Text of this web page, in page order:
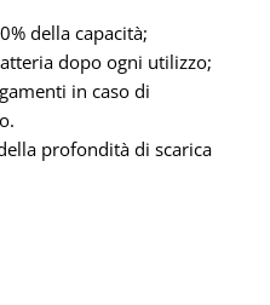
della capacità;
dopo ogni utilizzo;
in caso di
profondità di scarica